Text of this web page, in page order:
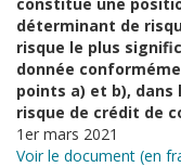
déterminant de
risque le plus
donnée
points a) et b), dans
risque de crédit de
1er mars 2021
Voir le document (en